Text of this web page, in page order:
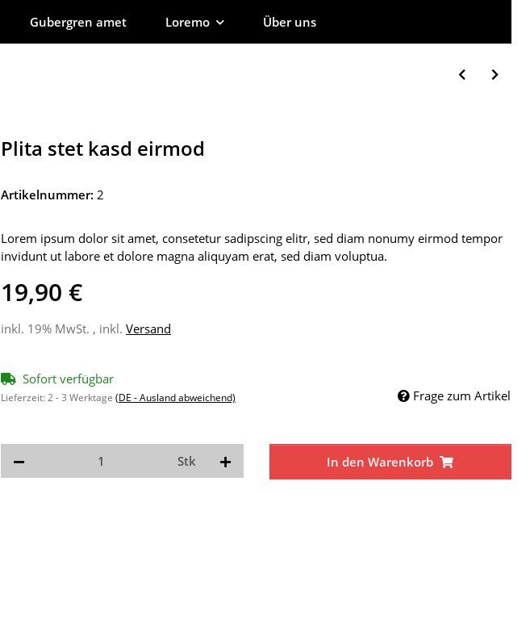
Gubergren amet Loremo Über uns
Plita stet kasd eirmod
Artikelnummer: 2
Lorem ipsum dolor sit amet, consetetur sadipscing elitr, sed diam nonumy eirmod tempor
invidunt ut labore et dolore magna aliquyam erat, sed diam voluptua.
19,90 €
inkl. 19% MwSt. , inkl. Versand
Sofort verfügbar
Lieferzeit:2 - 3 Werktage (DE - Ausland abweichend) Frage zum Artikel
Stk In den Warenkorb